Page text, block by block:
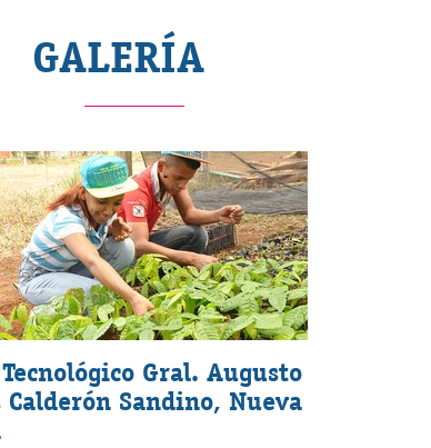
GALERÍA
Gral. Augusto
Calderón Sandino, Nueva